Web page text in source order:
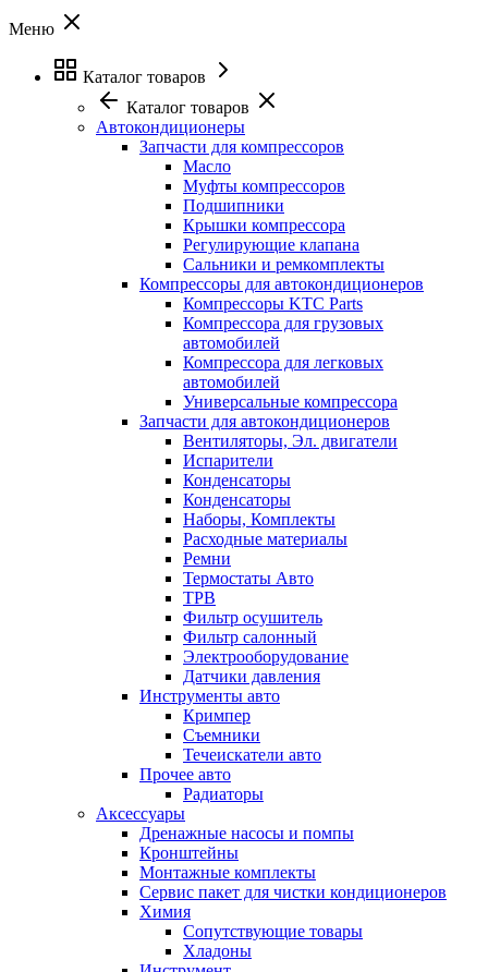
Меню
Каталог товаров
Каталог товаров
Автокондиционеры
Запчасти для компрессоров
Масло
Муфты компрессоров
Подшипники
Крышки компрессора
Регулирующие клапана
Сальники и ремкомплекты
Компрессоры для автокондиционеров
Компрессоры KTC Parts
Компрессора для грузовых
автомобилей
Компрессора для легковых
автомобилей
Универсальные компрессора
Запчасти для автокондиционеров
Вентиляторы, Эл. двигатели
Испарители
Конденсаторы
Конденсаторы
Наборы, Комплекты
Расходные материалы
Ремни
Термостаты Авто
ТРВ
Фильтр осушитель
Фильтр салонный
Электрооборудование
Датчики давления
Инструменты авто
Кримпер
Съемники
Течеискатели авто
Прочее авто
Радиаторы
Аксессуары
Дренажные насосы и помпы
Кронштейны
Монтажные комплекты
Сервис пакет для чистки кондиционеров
Химия
Сопутствующие товары
Хладоны